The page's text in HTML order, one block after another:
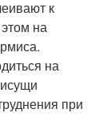
к
на
на
при